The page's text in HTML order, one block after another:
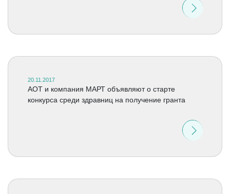
20.11.2017
АОТ и компания МАРТ объявляют о старте
конкурса среди здравниц на получение гранта